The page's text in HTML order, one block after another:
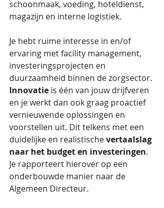
schoonmaak, voeding, hoteldienst,
magazijn en interne logistiek.
Je hebt ruime interesse in en/of
ervaring met facility management,
investeringsprojecten en
duurzaamheid binnen de zorgsector.
Innovatie is één van jouw drijfveren
en je werkt dan ook graag proactief
vernieuwende oplossingen en
voorstellen uit. Dit telkens met een
duidelijke en realistische vertaalslag
naar het budget en investeringen.
Je rapporteert hierover op een
onderbouwde manier naar de
Algemeen Directeur.